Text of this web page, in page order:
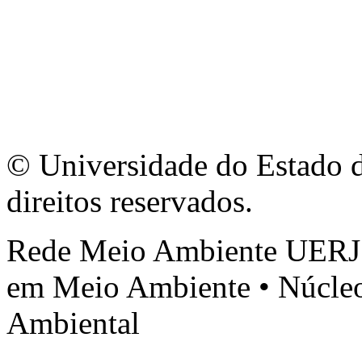
© Universidade do Estado
direitos reservados.
Rede Meio Ambiente
em Meio Ambiente •
Ambiental